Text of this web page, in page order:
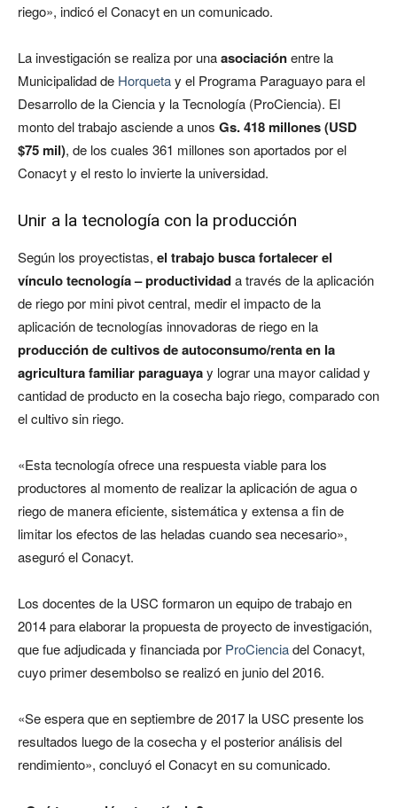
riego», indicó el Conacyt en un comunicado.
La investigación se realiza por unaasociaciónentre la
Municipalidad de Horquetay el Programa Paraguayo para el
Desarrollo de la Ciencia y la Tecnología (ProCiencia). El
monto del trabajo asciende a unos Gs. 418 millones (USD
$75 mil), de los cuales 361 millones son aportados por el
Conacyt y el resto lo invierte la universidad.
Unir a la tecnología con la producción
Según los proyectistas, el trabajo busca fortalecer el
vínculo tecnología – productividada través de la aplicación
de riego por mini pivot central, medir el impacto de la
aplicación de tecnologías innovadoras de riego en la
producción de cultivos de autoconsumo/renta en la
agricultura familiar paraguayay lograr una mayor calidad y
cantidad de producto en la cosecha bajo riego, comparado con
el cultivo sin riego.
«Esta tecnología ofrece una respuesta viable para los
productores al momento de realizar la aplicación de agua o
riego de manera eficiente, sistemática y extensa a fin de
limitar los efectos de las heladas cuando sea necesario»,
aseguró el Conacyt.
Los docentes de la USC formaron un equipo de trabajo en
2014 para elaborar la propuesta de proyecto de investigación,
que fue adjudicada y financiada por ProCienciadel Conacyt,
cuyo primer desembolso se realizó en junio del 2016.
«Se espera que en septiembre de 2017 la USC presente los
resultados luego de la cosecha y el posterior análisis del
rendimiento», concluyó el Conacyt en su comunicado.